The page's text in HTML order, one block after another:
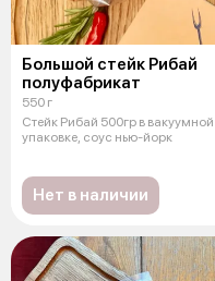
Большой стейк Рибай
полуфабрикат
550 г
Стейк Рибай 500гр в вакуумной
упаковке, соус нью-йорк
Нет в наличии